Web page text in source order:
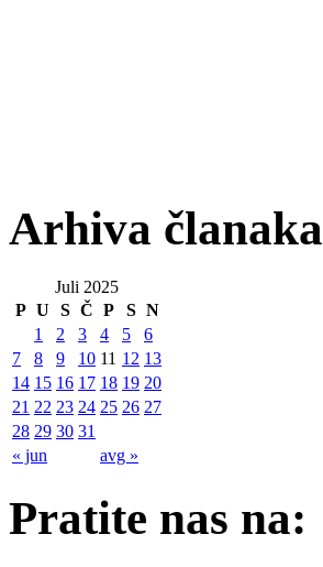
Arhiva članaka
Juli 2025
P U S Č P S N
« jun avg »
1 2 3 4 5
6
7
8 9 10 11 12 13
14 15 16 17 18 19 20
21 22 23 24 25 26 27
28 29 30 31
Pratite nas na: